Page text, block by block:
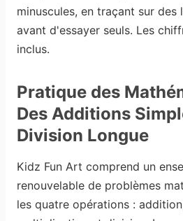
minuscules, en traçant sur des
avant d'essayer seuls. Les
inclus.
Pratique des
Des Additions
Division Longue
Kidz Fun Art comprend un
renouvelable de problèmes
les quatre opérations :